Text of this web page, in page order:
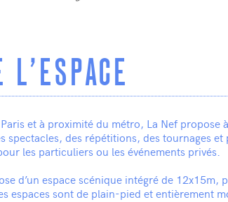
L'ESPACE
et à proximité du métro, La Nef propose
spectacles, des répétitions, des tournages et
les particuliers ou les événements privés.
d’un espace scénique intégré de 12x15m,
espaces sont de plain-pied et entièrement